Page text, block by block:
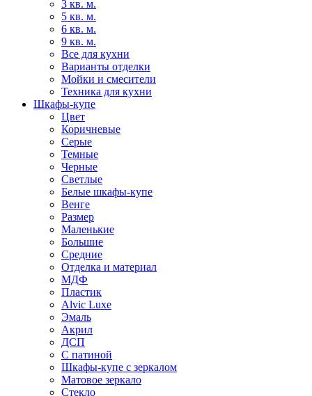
3 кв. м.
5 кв. м.
6 кв. м.
9 кв. м.
Все для кухни
Варианты отделки
Мойки и смесители
Техника для кухни
Шкафы-купе
Цвет
Коричневые
Серые
Темные
Черные
Светлые
Белые шкафы-купе
Венге
Размер
Маленькие
Большие
Средние
Отделка и материал
МДФ
Пластик
Alvic Luxe
Эмаль
Акрил
ДСП
С патиной
Шкафы-купе с зеркалом
Матовое зеркало
Стекло